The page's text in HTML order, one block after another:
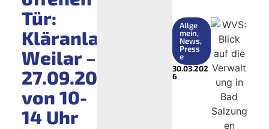
Tür:
Kläranlage
Weilar –
27.09.2025
von 10-
14 Uhr
Allge
mein,
News,
Press
e
30.03.202
6